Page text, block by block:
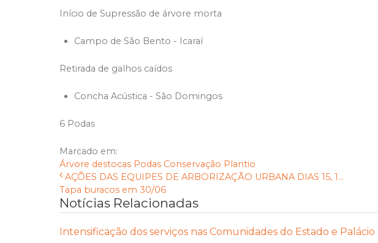
Início de Supressão de árvore morta
Campo de São Bento - Icaraí
Retirada de galhos caídos
Concha Acústica - São Domingos
6 Podas
Marcado em:
Árvore destocas Podas Conservação Plantio
AÇÕES DAS EQUIPES DE ARBORIZAÇÃO URBANA DIAS 15, 1...
Tapa buracos em 30/06
Notícias Relacionadas
Intensificação dos serviços nas Comunidades do Estado e Palácio